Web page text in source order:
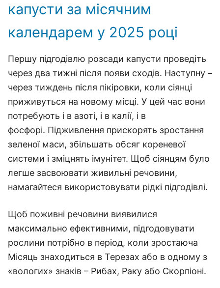
капусти за місячним
календарем у 2025 році
Першу підгодівлю розсади капусти проведіть
через два тижні після появи сходів. Наступну –
через тиждень після пікіровки, коли сіянці
приживуться на новому місці. У цей час вони
потребують і в азоті, і в калії, і в
фосфорі. Підживлення прискорять зростання
зеленої маси, збільшать обсяг кореневої
системи і зміцнять імунітет. Щоб сіянцям було
легше засвоювати живильні речовини,
намагайтеся використовувати рідкі підгодівлі.
Щоб поживні речовини виявилися
максимально ефективними, підгодовувати
рослини потрібно в період, коли зростаюча
Місяць знаходиться в Терезах або в одному з
«вологих» знаків – Рибах, Раку або Скорпіоні.